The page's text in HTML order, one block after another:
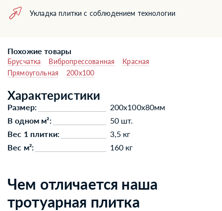
Укладка плитки с соблюдением технологии
Похожие товары
Брусчатка Вибропрессованная
Красная
Прямоугольная
200x100
Характеристики
Размер:
200x100x80мм
В одном м²:
50 шт.
Вес 1 плитки:
3,5 кг
Вес м²:
160 кг
Чем отличается наша
тротуарная плитка